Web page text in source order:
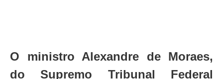
O ministro Alexandre de Moraes,
do Supremo Tribunal Federal